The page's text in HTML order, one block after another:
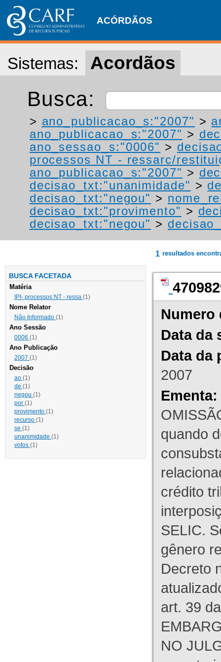
ACÓRDÃOS
Sistemas: Acordãos
Busca:
> ano_publicacao_s:"2007" >
ano_publicacao_s:"2007" >
ano_sessao_s:"0006" >
processos NT - ressarc/
ano_publicacao_s:"2007" >
decisao_txt:"unanimidade" >
decisao_txt:"negou" >
decisao_txt:"provimento" >
decisao_txt:"negou" >
BUSCA FACETADA
Matéria
IPI- processos NT - ressa (1)
Nome Relator
Não Informado (1)
Ano Sessão
0006 (1)
Ano Publicação
2007 (1)
Decisão
ao (1)
de (1)
negou (1)
por (1)
provimento (1)
recurso (1)
se (1)
unanimidade (1)
votos (1)
1 resultados
Numero
Data da
Data da
2007
Ementa:
quando
crédito
SELIC.
gênero
Decreto
art. 39
NO